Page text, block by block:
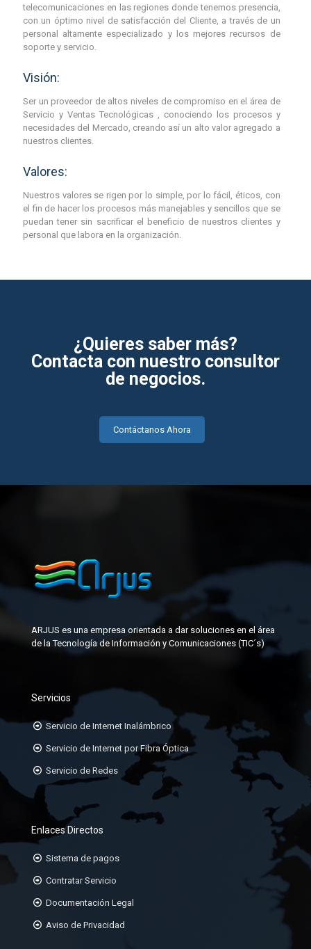
telecomunicaciones en las regiones donde tenemos presencia,
con un óptimo nivel de satisfacción del Cliente, a través de un
personal altamente especializado y los mejores recursos de
soporte y servicio.
Visión:
Ser un proveedor de altos niveles de compromiso en el área de
Servicio y Ventas Tecnológicas , conociendo los procesos y
necesidades del Mercado, creando así un alto valor agregado a
nuestros clientes.
Valores:
Nuestros valores se rigen por lo simple, por lo fácil, éticos, con
el fin de hacer los procesos más manejables y sencillos que se
puedan tener sin sacrificar el beneficio de nuestros clientes y
personal que labora en la organización.
¿Quieres saber más?
Contacta con nuestro consultor
de negocios.
Contáctanos Ahora
ARJUS es una empresa orientada a dar soluciones en el área
de la Tecnología de Información y Comunicaciones (TIC´s)
Servicios
Servicio de Internet Inalámbrico
Servicio de Internet por Fibra Óptica
Servicio de Redes
Enlaces Directos
Sistema de pagos
Contratar Servicio
Documentación Legal
Aviso de Privacidad